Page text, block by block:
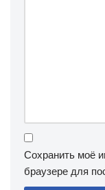
Сохранить моё
браузере для